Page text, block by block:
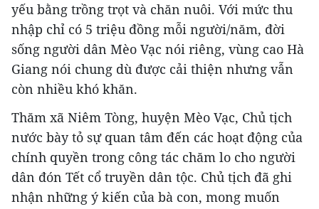
yếu bằng trồng trọt và chăn nuôi. Với mức thu
nhập chỉ có 5 triệu đồng mỗi người/năm, đời
sống người dân Mèo Vạc nói riêng, vùng cao Hà
Giang nói chung dù được cải thiện nhưng vẫn
còn nhiều khó khăn.
Thăm xã Niêm Tòng, huyện Mèo Vạc, Chủ tịch
nước bày tỏ sự quan tâm đến các hoạt động của
chính quyền trong công tác chăm lo cho người
dân đón Tết cổ truyền dân tộc. Chủ tịch đã ghi
nhận những ý kiến của bà con, mong muốn